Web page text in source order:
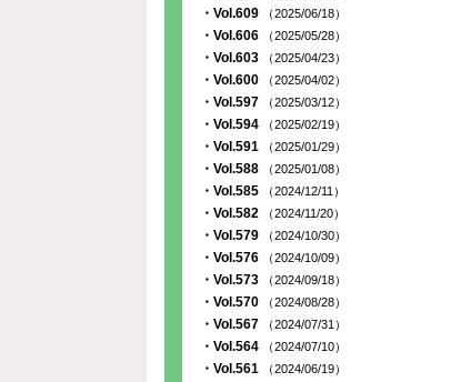
・Vol.609 （2025/06/18）
・Vol.606 （2025/05/28）
・Vol.603 （2025/04/23）
・Vol.600 （2025/04/02）
・Vol.597 （2025/03/12）
・Vol.594 （2025/02/19）
・Vol.591 （2025/01/29）
・Vol.588 （2025/01/08）
・Vol.585 （2024/12/11）
・Vol.582 （2024/11/20）
・Vol.579 （2024/10/30）
・Vol.576 （2024/10/09）
・Vol.573 （2024/09/18）
・Vol.570 （2024/08/28）
・Vol.567 （2024/07/31）
・Vol.564 （2024/07/10）
・Vol.561 （2024/06/19）